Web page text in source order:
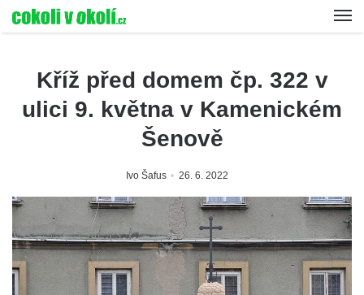
Kříž před domem čp. 322 v
ulici 9. května v Kamenickém
Šenově
Ivo Šafus 26. 6. 2022